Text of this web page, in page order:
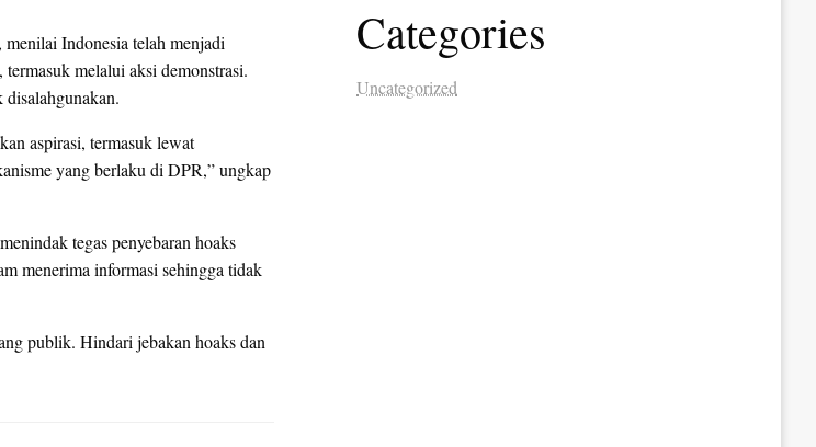
Indonesia telah menjadi
melalui aksi demonstrasi.
disalahgunakan.
aspirasi, termasuk lewat
yang berlaku di DPR,” ungkap
tegas penyebaran hoaks
menerima informasi sehingga tidak
publik. Hindari jebakan hoaks dan
Categories
Uncategorized